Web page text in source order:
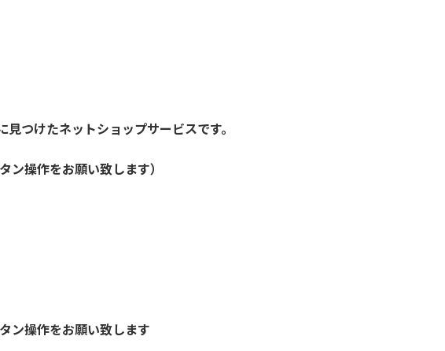
つけたネットショップサービスです。
ン操作をお願い致します）
ン操作をお願い致します